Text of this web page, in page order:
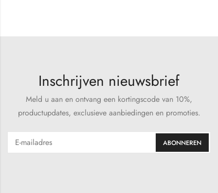
Inschrijven nieuwsbrief
Meld u aan en ontvang een kortingscode van 10%,
productupdates, exclusieve aanbiedingen en promoties.